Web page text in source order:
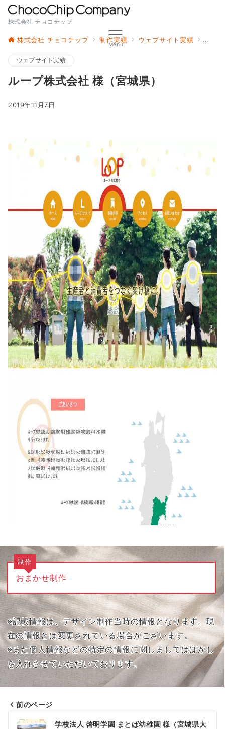
株式会社 チョコチップ
Menu
株式会社 チョコチップ 制作実績 ウェブサイト実績 ルー
ウェブサイト実績
ループ株式会社 様（宮城県）
2019年11月7日
制作
おまかせ制作
※記載情報は、デザイン制作当時の情報となります。現
在の情報とは変更されている場合がございます。
※また個人情報などの特定の情報に関しましてはぼかし
を入れさせていただいております。
投
前のページ
学校法人 啓明学園 まとば幼稚園 様（宮城県大